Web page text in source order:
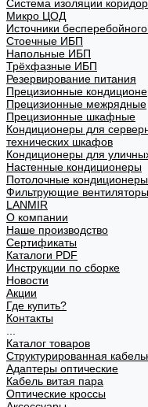
Система изоляции
Микро ЦОД
Источники
Стоечные ИБП
Напольные ИБП
Трёхфазные ИБП
Резервирование питания
Прецизионные
Прецизионные межрядные
Прецизионные шкафные
Кондиционеры для
технических шкафов
Кондиционеры для
Настенные кондиционеры
Потолочные кондиционеры
Фильтрующие вентиляторы
LANMIR
О компании
Наше производство
Сертификаты
Каталоги PDF
Инструкции по сборке
Новости
Акции
Где купить?
Контакты
Каталог товаров
Структурированная
Адаптеры оптические
Кабель витая пара
Оптические кроссы